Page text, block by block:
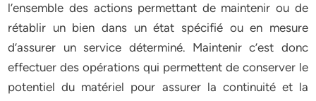
l’ensemble des actions permettant de maintenir ou de
rétablir un bien dans un état spécifié ou en mesure
d’assurer un service déterminé. Maintenir c’est donc
effectuer des opérations qui permettent de conserver le
potentiel du matériel pour assurer la continuité et la